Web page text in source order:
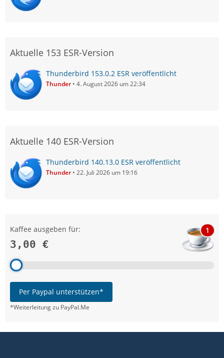
Aktuelle 153 ESR-Version
Thunderbird 153.0.2 ESR veröffentlicht
Thunder 4. August 2026 um 22:34
Aktuelle 140 ESR-Version
Thunderbird 140.13.0 ESR veröffentlicht
Thunder 22. Juli 2026 um 19:16
Kaffee ausgeben für:
3,00 €
1
Per Paypal unterstützen*
*Weiterleitung zu PayPal.Me